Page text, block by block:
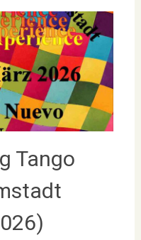
Tango